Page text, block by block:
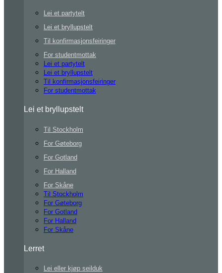
Lei et partytelt
Lei et bryllupstelt
Til konfirmasjonsfeiringer
For studentmottak
Lei et partytelt
Lei et bryllupstelt
Til konfirmasjonsfeiringer
For studentmottak
Lei et bryllupstelt
Til Stockholm
For Gøteborg
For Gotland
For Halland
For Skåne
Til Stockholm
For Gøteborg
For Gotland
For Halland
For Skåne
Lerret
Lei eller kjøp seilduk